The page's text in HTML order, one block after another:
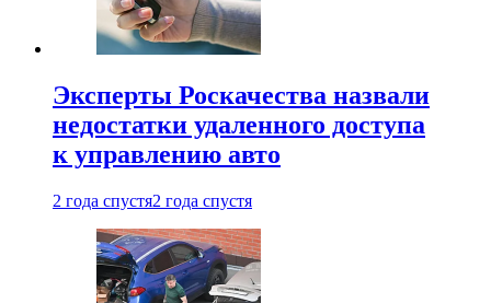
Эксперты Роскачества назвали
недостатки удаленного доступа
к управлению авто
2 года спустя2 года спустя